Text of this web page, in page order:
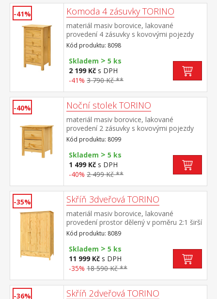
-41% Komoda 4 zásuvky TORINO
materiál masiv borovice, lakované
provedení 4 zásuvky s kovovými pojezdy
Kód produktu: 8098
Skladem > 5 ks
2 199 Kč s DPH
-41% 3 790 Kč **
-40% Noční stolek TORINO
materiál masiv borovice, lakované
provedení 2 zásuvky s kovovými pojezdy
Kód produktu: 8099
Skladem > 5 ks
1 499 Kč s DPH
-40% 2 499 Kč **
-35% Skříň 3dveřová TORINO
materiál masiv borovice, lakované
provedení prostor dělený v poměru 2:1 širší
část šatní tyč a police, užší část 3 police ve
spodní části 2 zásuvky s kovovými
pojezdy doporučený nástavec 8189
Kód produktu: 8089
Skladem > 5 ks
11 999 Kč s DPH
-35% 18 590 Kč **
-36% Skříň 2dveřová TORINO